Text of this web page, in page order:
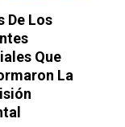
De Los
Que
La